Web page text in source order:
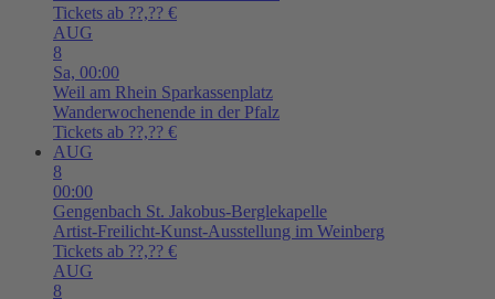
Tickets ab ??,?? €
AUG
8
Sa, 00:00
Weil am Rhein Sparkassenplatz
Wanderwochenende in der Pfalz
Tickets ab ??,?? €
AUG
8
00:00
Gengenbach St. Jakobus-Berglekapelle
Artist-Freilicht-Kunst-Ausstellung im Weinberg
Tickets ab ??,?? €
AUG
8